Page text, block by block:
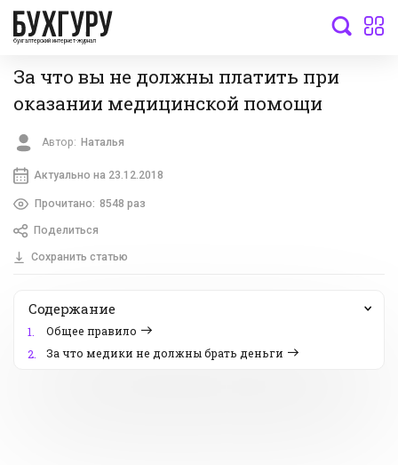
бухгалтерский интернет-журнал
За что вы не должны платить при
оказании медицинской помощи
Автор: Наталья
Актуально на 23.12.2018
Прочитано: 8548 раз
Поделиться
Сохранить статью
Содержание
1.
Общее правило
2.
За что медики не должны брать деньги